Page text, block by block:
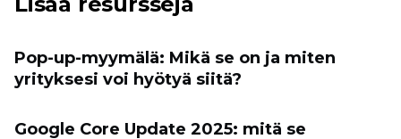
Pop-up-myymälä: Mikä se on ja miten
yrityksesi voi hyötyä siitä?
Google Core Update 2025: mitä se